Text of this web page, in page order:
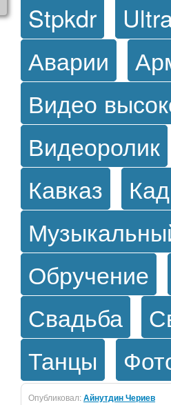
Stpkdr
Аварии
Видео
Видеоролик
Кавказ
Обручение
Свадьба
Танцы
Опубликовал:Айнутдин Чериев